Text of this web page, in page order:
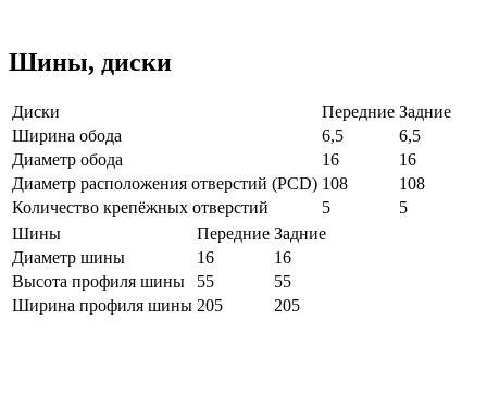
Шины, диски
Диски Передние Задние
Ширина обода
6,5
6,5
Диаметр обода
16
16
Диаметр расположения отверстий (PCD) 108
108
Количество крепёжных отверстий
5
5
Шины
Передние Задние
Диаметр шины
16
16
Высота профиля шины
55
55
Ширина профиля шины 205 205